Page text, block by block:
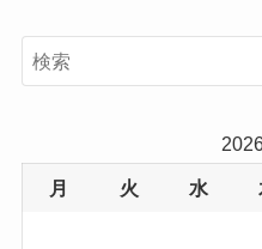
e
月 火 水